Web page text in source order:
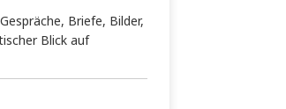
Briefe, Bilder,
Blick auf